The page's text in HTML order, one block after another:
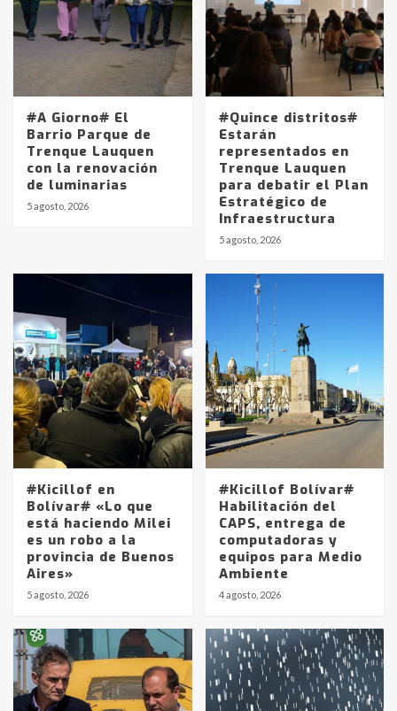
#A Giorno# El
Barrio Parque de
Trenque Lauquen
con la renovación
de luminarias
5 agosto, 2026
#Quince distritos#
Estarán
representados en
Trenque Lauquen
para debatir el Plan
Estratégico de
Infraestructura
5 agosto, 2026
#Kicillof en
Bolívar# «Lo que
está haciendo Milei
es un robo a la
provincia de Buenos
Aires»
5 agosto, 2026
#Kicillof Bolívar#
Habilitación del
CAPS, entrega de
computadoras y
equipos para Medio
Ambiente
4 agosto, 2026
Identidad de los adolescentes
pampeanos que fueron
protagonistas del fatal accidente
en la mañana del lunes